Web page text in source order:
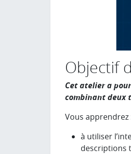
Objectif
Cet atelier a
combinant deux
Vous apprendrez
à utiliser
descriptions